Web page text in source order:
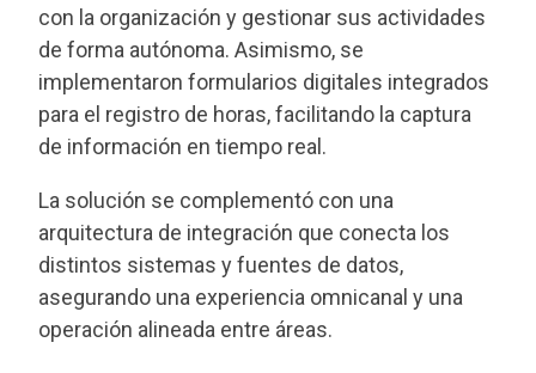
con la organización y gestionar sus actividades
de forma autónoma. Asimismo, se
implementaron formularios digitales integrados
para el registro de horas, facilitando la captura
de información en tiempo real.
La solución se complementó con una
arquitectura de integración que conecta los
distintos sistemas y fuentes de datos,
asegurando una experiencia omnicanal y una
operación alineada entre áreas.